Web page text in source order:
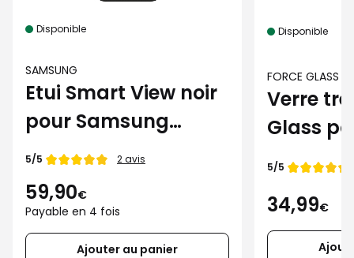
Disponible
SAMSUNG
Etui Smart View noir
pour Samsung
Galaxy S24 FE
Note de
5/5 2 avis
59,90€
Payable en 4 fois
Ajouter au panier
Disponible
FORCE GLASS
Verre
Glass
Galaxy
Note de
5/5
34,99€